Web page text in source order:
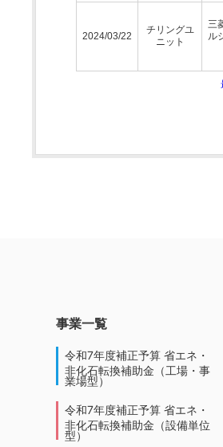
2024/03/22
チリングユ
ニット
三
ル
事業一覧
令和7年度補正予算 省エネ・
非化石転換補助金（工場・事
業場型）
令和7年度補正予算 省エネ・
非化石転換補助金（設備単位
型）